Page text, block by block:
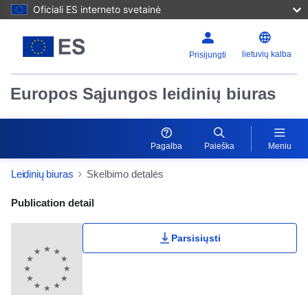
Oficiali ES interneto svetainė
Prisijungti lietuvių kalba
Europos Sąjungos leidinių biuras
Pagalba Paieška Meniu
Leidinių biuras Skelbimo detalės
Publication Detail Actions Portlet
Publication detail
Parsisiųsti